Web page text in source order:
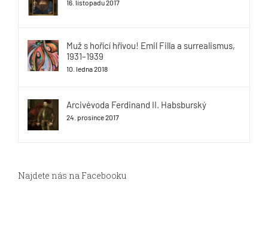
16. listopadu 2017
Muž s hořící hřívou! Emil Filla a surrealismus,
1931–1939
10. ledna 2018
Arcivévoda Ferdinand II. Habsburský
24. prosince 2017
Najdete nás na Facebooku